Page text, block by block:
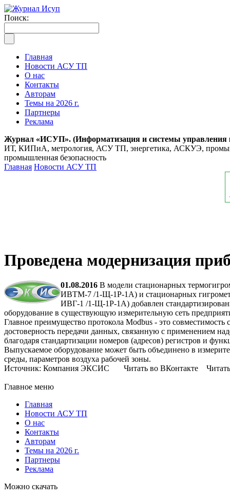
Поиск:
Главная
Новости АСУ ТП
О нас
Контакты
Авторам
Темы на 2026 г.
Партнеры
Реклама
Журнал «ИСУП». (Информатизация и системы
ИТ, КИПиА, метрология, АСУ ТП, энергетика, АСКУЭ,
промышленная безопасность
Главная Новости АСУ ТП
Проведена модернизация
01.08.2016 В модели стационарных
ИВТМ-7 /1-Щ-1Р-1А) и стационарных
ИВГ-1 /1-Щ-1Р-1А) добавлен
оборудование в существующую измерительную сеть
Главное преимущество протокола Modbus - это
достоверность передачи данных, связанную с применением
благодаря стандартизации номеров (адресов) регистров и
Выпускаемое оборудование может быть объединено в
среды, параметров воздуха рабочей зоны.
Источник: Компания ЭКСИС Читать во ВКонтакте Читать
Главное меню
Главная
Новости АСУ ТП
О нас
Контакты
Авторам
Темы на 2026 г.
Партнеры
Реклама
Можно скачать